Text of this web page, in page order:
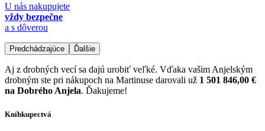
U nás nakupujete
vždy bezpečne
a s dôverou
Predchádzajúce Ďalšie
Aj z drobných vecí sa dajú urobiť veľké. Vďaka vašim Anjelským
drobným ste pri nákupoch na Martinuse darovali už 1 501 846,00 €
na Dobrého Anjela. Ďakujeme!
Kníhkupectvá